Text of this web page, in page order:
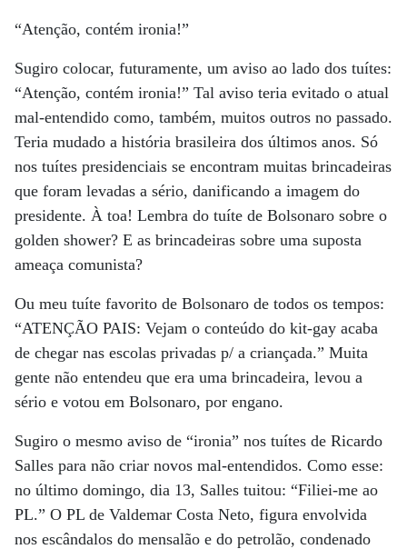
“Atenção, contém ironia!”
Sugiro colocar, futuramente, um aviso ao lado dos tuítes:
“Atenção, contém ironia!” Tal aviso teria evitado o atual
mal-entendido como, também, muitos outros no passado.
Teria mudado a história brasileira dos últimos anos. Só
nos tuítes presidenciais se encontram muitas brincadeiras
que foram levadas a sério, danificando a imagem do
presidente. À toa! Lembra do tuíte de Bolsonaro sobre o
golden shower? E as brincadeiras sobre uma suposta
ameaça comunista?
Ou meu tuíte favorito de Bolsonaro de todos os tempos:
“ATENÇÃO PAIS: Vejam o conteúdo do kit-gay acaba
de chegar nas escolas privadas p/ a criançada.” Muita
gente não entendeu que era uma brincadeira, levou a
sério e votou em Bolsonaro, por engano.
Sugiro o mesmo aviso de “ironia” nos tuítes de Ricardo
Salles para não criar novos mal-entendidos. Como esse:
no último domingo, dia 13, Salles tuitou: “Filiei-me ao
PL.” O PL de Valdemar Costa Neto, figura envolvida
nos escândalos do mensalão e do petrolão, condenado